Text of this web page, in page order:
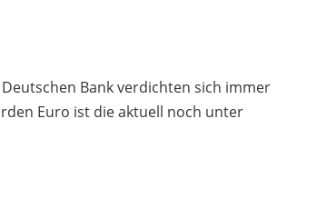
Bank verdichten sich immer
Euro ist die aktuell noch unter